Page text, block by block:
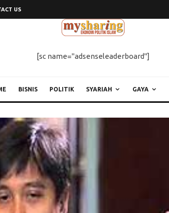
US
[sc name="adsenseleaderboard"]
BISNIS POLITIK SYARIAH GAYA